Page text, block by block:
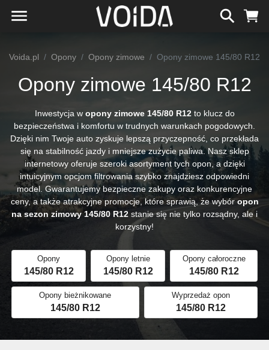
Voida.pl Opony Opony zimowe Opony zimowe 145/80 R12
Opony zimowe 145/80 R12
Inwestycja w opony zimowe 145/80 R12to klucz do
bezpieczeństwa i komfortu w trudnych warunkach pogodowych.
Dzięki nim Twoje auto zyskuje lepszą przyczepność, co przekłada
się na stabilność jazdy i mniejsze zużycie paliwa. Nasz sklep
internetowy oferuje szeroki asortyment tych opon, a dzięki
intuicyjnym opcjom filtrowania szybko znajdziesz odpowiedni
model. Gwarantujemy bezpieczne zakupy oraz konkurencyjne
ceny, a także atrakcyjne promocje, które sprawią, że wybóropon
na sezon zimowy 145/80 R12 stanie się nie tylko rozsądny, ale i
korzystny!
Opony
145/80 R12
Opony letnie
145/80 R12
Opony całoroczne
145/80 R12
Opony bieżnikowane
145/80 R12
Wyprzedaż opon
145/80 R12